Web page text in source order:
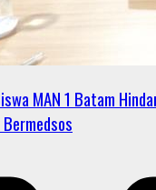
MAN 1 Batam